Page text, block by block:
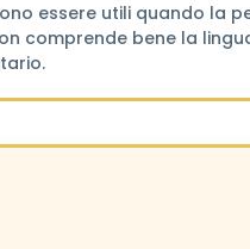
essere utili quando la
comprende bene la